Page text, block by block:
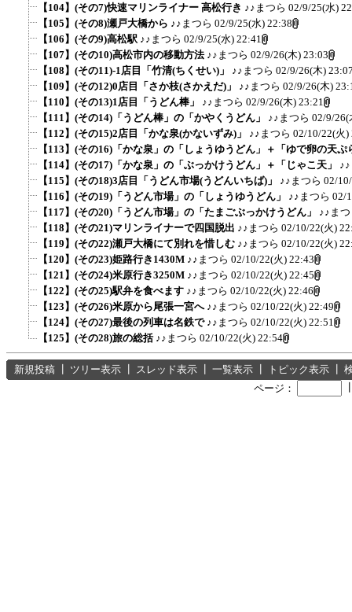
【104】(その7)快速マリンライナー 高松行き ♪♪まつら 02/9/25(水)
【105】(その8)瀬戸大橋から ♪♪まつら 02/9/25(水) 22:38
【106】(その9)高松駅 ♪♪まつら 02/9/25(水) 22:41
【107】(その10)高松市内の移動方法 ♪♪まつら 02/9/26(木) 23:03
【108】(その11)-1店目「竹清(ちくせい)」 ♪♪まつら 02/9/26(木)
【109】(その12)0店目「さか枝(さかえだ)」 ♪♪まつら 02/9/26(木)
【110】(その13)1店目「うどん棒」 ♪♪まつら 02/9/26(木) 23:21
【111】(その14)「うどん棒」の「かやくうどん」 ♪♪まつら 02/9/26(
【112】(その15)2店目「かな泉(かないずみ)」 ♪♪まつら 02/10/22(火)
【113】(その16)「かな泉」の「しょうゆうどん」＋「ゆで卵の天
【114】(その17)「かな泉」の「ぶっかけうどん」＋「じゃこ天」
【115】(その18)3店目「うどん市場(うどんいちば)」 ♪♪まつら 02/
【116】(その19)「うどん市場」の「しょうゆうどん」 ♪♪まつら 02/
【117】(その20)「うどん市場」の「たまごぶっかけうどん」 ♪♪ま
【118】(その21)マリンライナーで四国脱出 ♪♪まつら 02/10/22(火)
【119】(その22)瀬戸大橋にて別れを惜しむ ♪♪まつら 02/10/22(火)
【120】(その23)姫路行き1430M ♪♪まつら 02/10/22(火) 22:43
【121】(その24)米原行き3250M ♪♪まつら 02/10/22(火) 22:45
【122】(その25)駅弁を食べます ♪♪まつら 02/10/22(火) 22:46
【123】(その26)米原から尾張一宮へ ♪♪まつら 02/10/22(火) 22:49
【124】(その27)最後の列車は名鉄で ♪♪まつら 02/10/22(火) 22:51
【125】(その28)旅の総括 ♪♪まつら 02/10/22(火) 22:54
新規投稿 ツリー表示 スレッド表示 一覧表示 トピック表示
ページ：